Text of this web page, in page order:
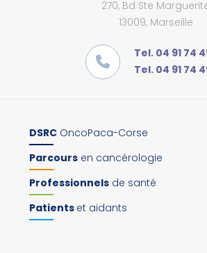
270, Bd Ste
13009, Marseille
Tel. 04 91 74
Tel. 04 91 74
DSRC OncoPaca-Corse
Parcours en cancérologie
Professionnels de santé
Patients et aidants